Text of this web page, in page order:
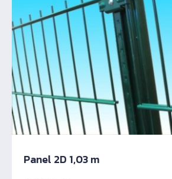
Panel 2D 1,03 m